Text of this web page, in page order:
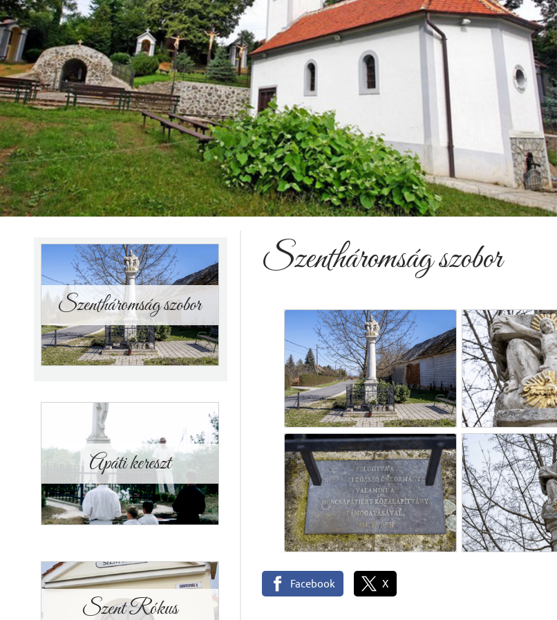
Apponyi kastély
Szentháromság szobor
Apáti kereszt
Szent Rókus
Szentháromság szobor
Facebook X